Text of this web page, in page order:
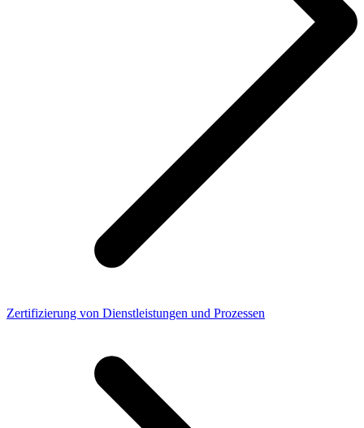
Zertifizierung von Dienstleistungen und Prozessen